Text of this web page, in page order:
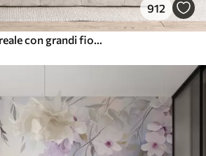
912